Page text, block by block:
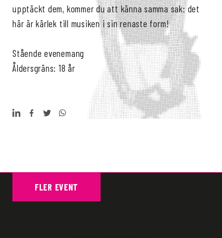
upptäckt dem, kommer du att känna samma sak: det
här är kärlek till musiken i sin renaste form!
Stående evenemang
Åldersgräns: 18 år
FLER EVENT